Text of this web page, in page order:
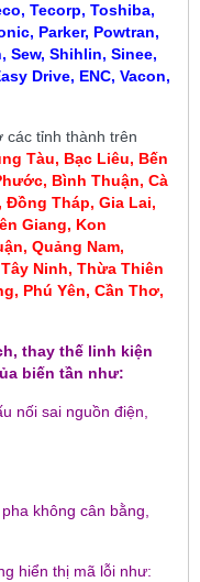
Tecorp, Toshiba,
Parker, Powtran,
Sew, Shihlin, Sinee,
Drive, ENC, Vacon,
các tỉnh thành trên
Tàu, Bạc Liêu, Bến
Bình Thuận, Cà
Tháp, Gia Lai,
Giang, Kon
Quảng Nam,
Ninh, Thừa Thiên
Phú Yên, Cần Thơ,
thay thế linh kiện
biến tần như:
nối sai nguồn điện,
không cân bằng,
hiển thị mã lỗi như: